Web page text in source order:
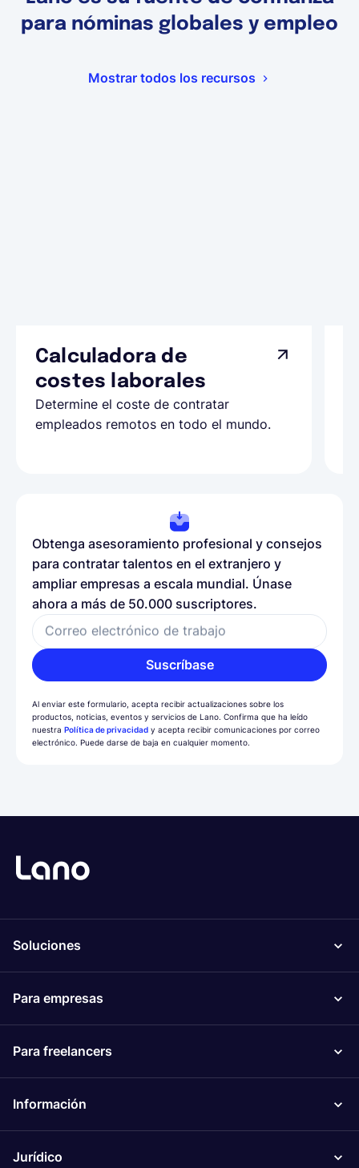
para nóminas globales y empleo
Mostrar todos los recursos
Calculadora de
costes laborales
Determine el coste de contratar
empleados remotos en todo el mundo.
Obtenga asesoramiento profesional y consejos
para contratar talentos en el extranjero y
ampliar empresas a escala mundial. Únase
ahora a más de 50.000 suscriptores.
Correo electrónico de trabajo
Suscríbase
Al enviar este formulario, acepta recibir actualizaciones sobre los
productos, noticias, eventos y servicios de Lano. Confirma que ha leído
nuestra Política de privacidad y acepta recibir comunicaciones por correo
electrónico. Puede darse de baja en cualquier momento.
Soluciones
Para empresas
Para freelancers
Información
Jurídico